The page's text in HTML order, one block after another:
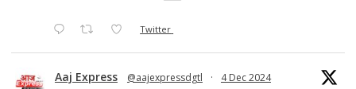
Twitter
Aaj Express @aajexpressdgtl · 4 Dec 2024